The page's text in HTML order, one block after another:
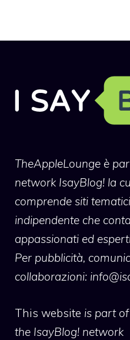
TheAppleLounge è
network IsayBlog! la
comprende siti
indipendente che
appassionati ed
Per pubblicità,
collaborazioni:
This website is part
the IsayBlog! network